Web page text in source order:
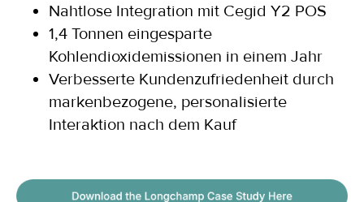
Nahtlose Integration mit Cegid Y2 POS
1,4 Tonnen eingesparte
Kohlendioxidemissionen in einem Jahr
Verbesserte Kundenzufriedenheit durch
markenbezogene, personalisierte
Interaktion nach dem Kauf